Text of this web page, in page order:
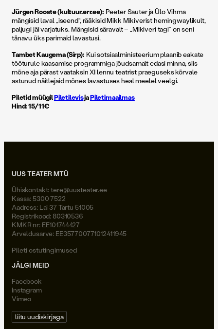
Jürgen Rooste (kultuur.err.ee): Peeter Sauter ja Ülo Vihma
mängisid laval „iseend“, rääkisid Mikk Mikiverist hemingwaylikult,
paljugi jäi varjatuks. Mängisid säravalt – „Mikiveri tagi“ on seni
tänavu üks parimaid lavastusi.
Tambet Kaugema (Sirp): Kui sotsiaalministeerium plaanib eakate
tööturule kaasamise programmiga jõudsamalt edasi minna, siis
mõne aja pärast vaataksin XI lennu teatrist praeguseks kõrvale
astunud näitlejaid mõnes lavastuses heal meelel veelgi.
Piletid müügilPiletilevisjaPiletimaailmas
Hind: 15/11€
UUS TEATER MTÜ
Ühiskontakt:tere@uusteater.ee
Kassa: 5300 7522
Aadress: Lai 37 Tartu 51005
Registrikood: 80310536
KMKR nr: EE101744427
Arveldusarve: EE357700771012411945
Pileti ostutingimused
JÄLGI MEID
Facebook
Instagram
Vimeo
liitu uudiskirjaga